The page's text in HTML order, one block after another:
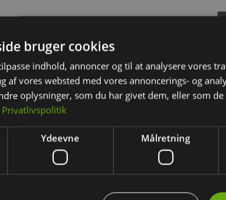
⛟
YDERLIGERE INFORMATION
bruger cookies
indhold, annoncer og til at analysere vores
af vores websted med vores annoncerings- og
oplysninger, som du har givet dem, eller som
Privatlivspolitik
Ydeevne Målretning